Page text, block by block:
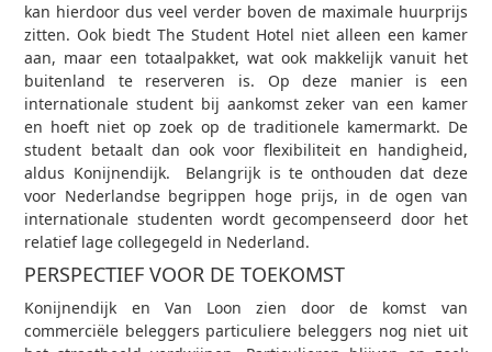
kan hierdoor dus veel verder boven de maximale huurprijs
zitten. Ook biedt The Student Hotel niet alleen een kamer
aan, maar een totaalpakket, wat ook makkelijk vanuit het
buitenland te reserveren is. Op deze manier is een
internationale student bij aankomst zeker van een kamer
en hoeft niet op zoek op de traditionele kamermarkt. De
student betaalt dan ook voor flexibiliteit en handigheid,
aldus Konijnendijk. Belangrijk is te onthouden dat deze
voor Nederlandse begrippen hoge prijs, in de ogen van
internationale studenten wordt gecompenseerd door het
relatief lage collegegeld in Nederland.
PERSPECTIEF VOOR DE TOEKOMST
Konijnendijk en Van Loon zien door de komst van
commerciële beleggers particuliere beleggers nog niet uit